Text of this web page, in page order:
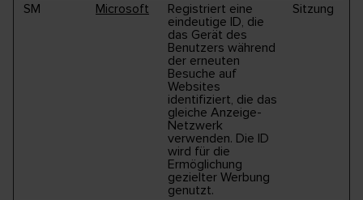
SM Microsoft
Registriert eine
eindeutige ID, die
das Gerät des
Benutzers während
der erneuten
Besuche auf
Websites
identifiziert, die das
gleiche Anzeige-
Netzwerk
verwenden. Die ID
wird für die
Ermöglichung
gezielter Werbung
genutzt.
Sitzung